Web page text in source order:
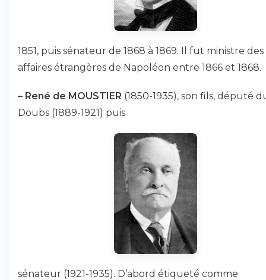
1851, puis sénateur de 1868 à 1869. Il fut ministre des
affaires étrangères de Napoléon entre 1866 et 1868.
– René de MOUSTIER (1850-1935), son fils, député
Doubs (1889-1921) puis
sénateur (1921-1935). D’abord étiqueté comme